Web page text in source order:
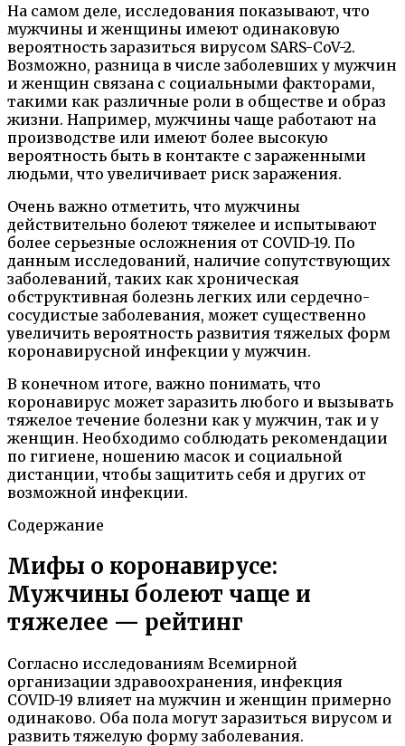
На самом деле, исследования показывают, что
мужчины и женщины имеют одинаковую
вероятность заразиться вирусом SARS-CoV-2.
Возможно, разница в числе заболевших у мужчин
и женщин связана с социальными факторами,
такими как различные роли в обществе и образ
жизни. Например, мужчины чаще работают на
производстве или имеют более высокую
вероятность быть в контакте с зараженными
людьми, что увеличивает риск заражения.
Очень важно отметить, что мужчины
действительно болеют тяжелее и испытывают
более серьезные осложнения от COVID-19. По
данным исследований, наличие сопутствующих
заболеваний, таких как хроническая
обструктивная болезнь легких или сердечно-
сосудистые заболевания, может существенно
увеличить вероятность развития тяжелых форм
коронавирусной инфекции у мужчин.
В конечном итоге, важно понимать, что
коронавирус может заразить любого и вызывать
тяжелое течение болезни как у мужчин, так и у
женщин. Необходимо соблюдать рекомендации
по гигиене, ношению масок и социальной
дистанции, чтобы защитить себя и других от
возможной инфекции.
Содержание
Мифы о коронавирусе:
Мужчины болеют чаще и
тяжелее — рейтинг
Согласно исследованиям Всемирной
организации здравоохранения, инфекция
COVID-19 влияет на мужчин и женщин примерно
одинаково. Оба пола могут заразиться вирусом и
развить тяжелую форму заболевания.